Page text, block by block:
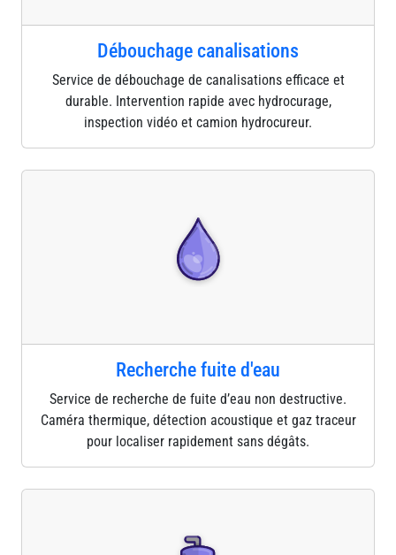
Débouchage canalisations
Service de débouchage de canalisations efficace et
durable. Intervention rapide avec hydrocurage,
inspection vidéo et camion hydrocureur.
Recherche fuite d'eau
Service de recherche de fuite d’eau non destructive.
Caméra thermique, détection acoustique et gaz traceur
pour localiser rapidement sans dégâts.